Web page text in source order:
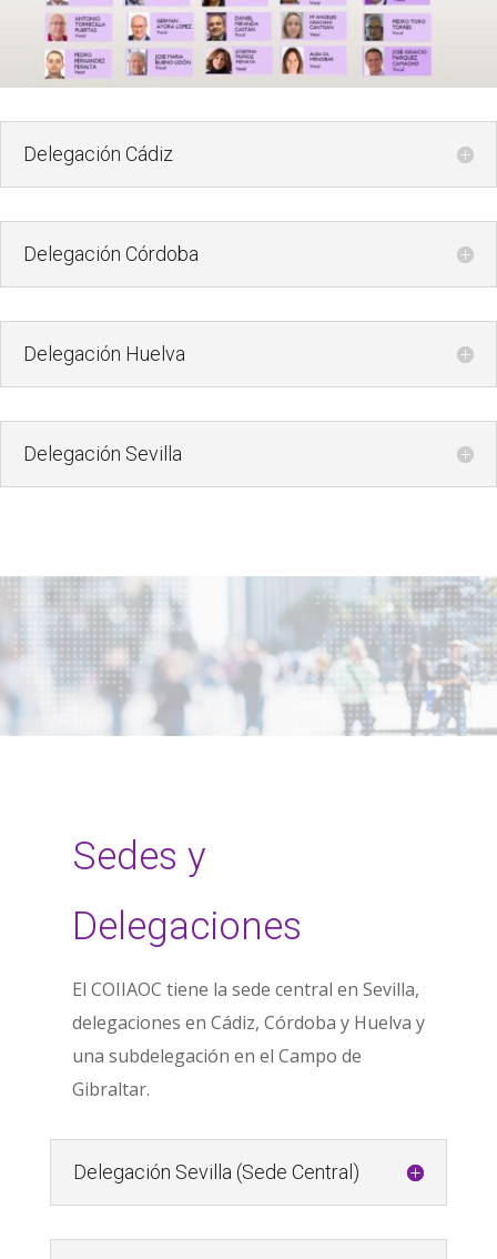
Delegación Cádiz
Delegación Córdoba
Delegación Huelva
Delegación Sevilla
Sedes y
Delegaciones
El COIIAOC tiene la sede central en Sevilla,
delegaciones en Cádiz, Córdoba y Huelva y
una subdelegación en el Campo de
Gibraltar.
Delegación Sevilla (Sede Central)